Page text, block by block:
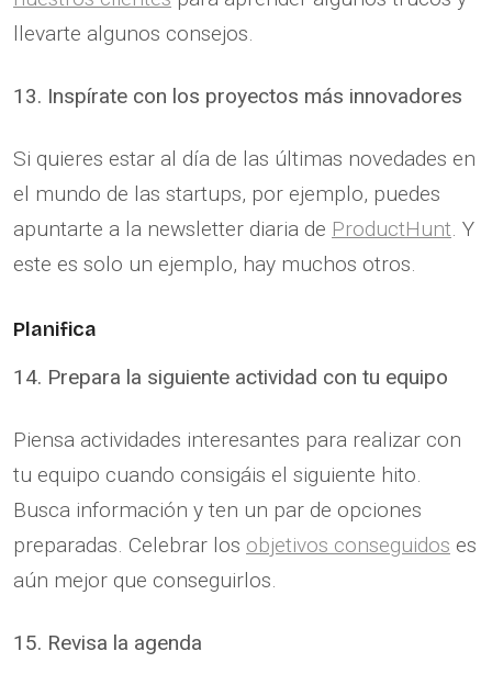
llevarte algunos consejos.
13. Inspírate con los proyectos más innovadores
Si quieres estar al día de las últimas novedades en
el mundo de las startups, por ejemplo, puedes
apuntarte a la newsletter diaria de ProductHunt. Y
este es solo un ejemplo, hay muchos otros.
Planifica
14. Prepara la siguiente actividad con tu equipo
Piensa actividades interesantes para realizar con
tu equipo cuando consigáis el siguiente hito.
Busca información y ten un par de opciones
preparadas. Celebrar los objetivos conseguidos es
aún mejor que conseguirlos.
15. Revisa la agenda